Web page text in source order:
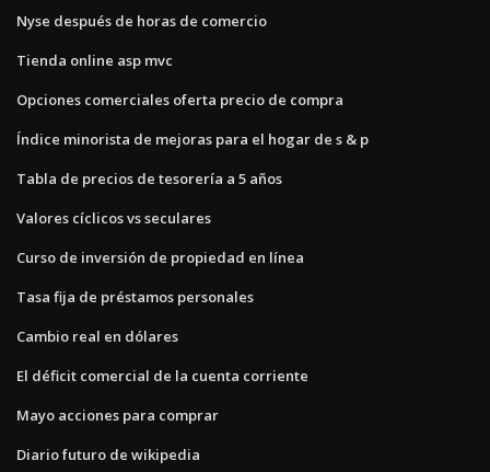
Nyse después de horas de comercio
Tienda online asp mvc
Opciones comerciales oferta precio de compra
Índice minorista de mejoras para el hogar de s & p
Tabla de precios de tesorería a 5 años
Valores cíclicos vs seculares
Curso de inversión de propiedad en línea
Tasa fija de préstamos personales
Cambio real en dólares
El déficit comercial de la cuenta corriente
Mayo acciones para comprar
Diario futuro de wikipedia